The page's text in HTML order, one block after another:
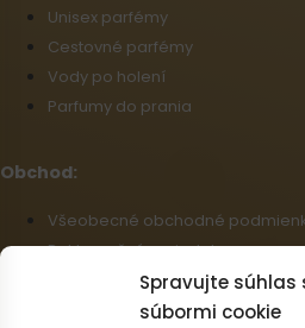
Spravujte súhlas
súbormi cookie
Unisex parfémy
Cestovné parfémy
Vody po holení
Parfumy do prania
Obchod:
Všeobecné obchodné
Reklamačný poriadok
Informácie o doprave a platbe
Zásady používania súborov